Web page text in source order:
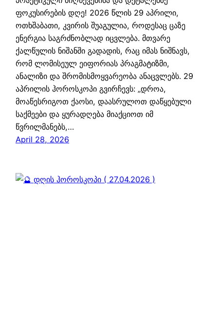
ფოკუსირების დღე! 2026 წლის 29 აპრილი,
ოთხშაბათი, კვირის შუაგულია, როდესაც ცაზე
ენერგია საგრძნობლად იცვლება. მთვარე
ქალწულის ნიშანში გადადის, რაც იმას ნიშნავს,
რომ ლომისეულ ეიფორიას პრაგმატიზმი,
ანალიზი და შრომისმოყვარეობა ანაცვლებს. 29
აპრილის ჰოროსკოპი გვირჩევს: „დროა,
მოაწესრიგოთ ქაოსი, დაასრულოთ დაწყებული
საქმეები და ყურადღება მიაქციოთ იმ
წვრილმანებს,…
April 28, 2026